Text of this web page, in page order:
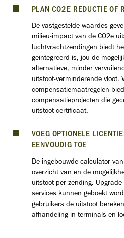
PLAN CO2E REDUCTIE OF
De vastgestelde waardes
milieu-impact van de CO2e
luchtvrachtzendingen biedt
geïntegreerd is, jou de
alternatieve, minder
uitstoot-verminderende vloot.
compensatiemaatregelen
compensatieprojecten die
uitstoot-certificaat.
VOEG OPTIONELE
EENVOUDIG TOE
De ingebouwde calculator
overzicht van en de
uitstoot per zending.
services kunnen geboekt
gebruikers de uitstoot
afhandeling in terminals en